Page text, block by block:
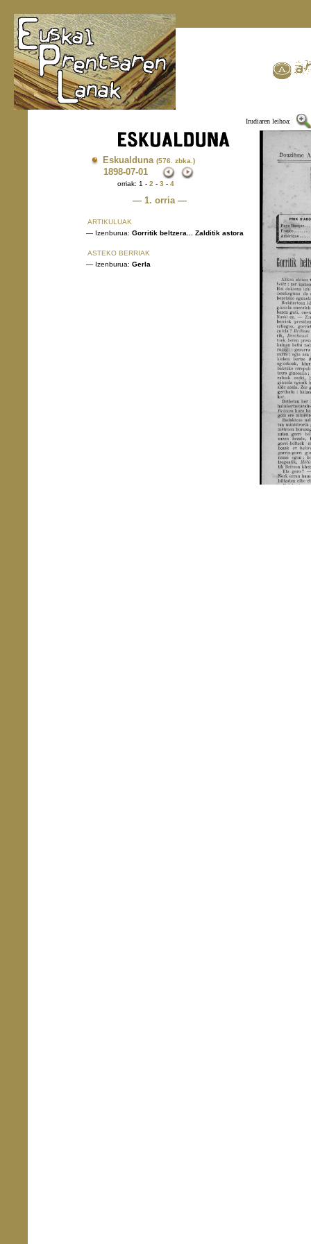
Irudiaren leihoa:
Eskualduna (576. zbka.)
1898-07-01
orriak: 1 - 2 - 3 - 4
— 1. orria —
ARTIKULUAK
— Izenburua: Gorritik beltzera... Zalditik astora
ASTEKO BERRIAK
— Izenburua: Gerla